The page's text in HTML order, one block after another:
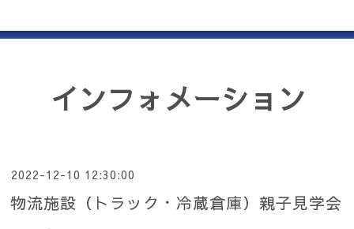
インフォメーション
2022-12-10 12:30:00
物流施設（トラック・冷蔵倉庫）親子見学会